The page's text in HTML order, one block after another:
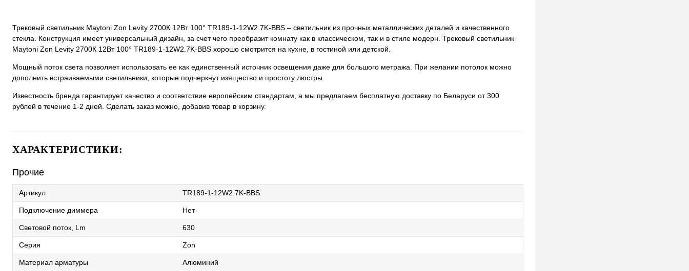
Трековый светильник Maytoni Zon Levity 2700К 12Вт 100° TR189-1-12W2.7K-BBS – светильник из прочных металлических деталей и качественного
стекла. Конструкция имеет универсальный дизайн, за счет чего преобразит комнату как в классическом, так и в стиле модерн. Трековый светильник
Maytoni Zon Levity 2700К 12Вт 100° TR189-1-12W2.7K-BBS хорошо смотрится на кухне, в гостиной или детской.
Мощный поток света позволяет использовать ее как единственный источник освещения даже для большого метража. При желании потолок можно
дополнить встраиваемыми светильники, которые подчеркнут изящество и простоту люстры.
Известность бренда гарантирует качество и соответствие европейским стандартам, а мы предлагаем бесплатную доставку по Беларуси от 300
рублей в течение 1-2 дней. Сделать заказ можно, добавив товар в корзину.
ХАРАКТЕРИСТИКИ:
Прочие
Артикул TR189-1-12W2.7K-BBS
Подключение диммера Нет
Световой поток, Lm 630
Серия Zon
Материал арматуры Алюминий